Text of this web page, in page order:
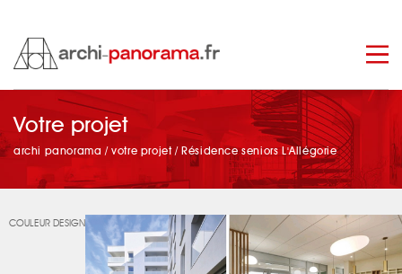
manage_search
Votre projet
archi panorama /votre projet / Résidence seniors L'Allégorie
COULEUR DESIGN